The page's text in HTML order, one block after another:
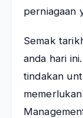
perniagaan
Semak
anda hari
tindakan